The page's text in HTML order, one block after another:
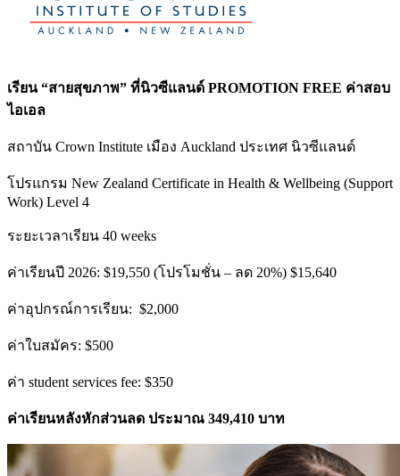
เรียน “สายสุขภาพ” ที่นิวซีแลนด์ PROMOTION FREE ค่าสอบ
ไอเอล
สถาบัน Crown Institute เมือง Auckland ประเทศ นิวซีแลนด์
โปรแกรม New Zealand Certificate in Health & Wellbeing (Support
Work) Level 4
ระยะเวลาเรียน 40 weeks
ค่าเรียนปี 2026: $19,550 (โปรโมชั่น – ลด 20%) $15,640
ค่าอุปกรณ์การเรียน: $2,000
ค่าใบสมัคร: $500
ค่า student services fee: $350
ค่าเรียนหลังหักส่วนลด ประมาณ 349,410 บาท